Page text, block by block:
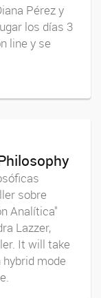
Pérez y
los días 3
line y se
sobre
Analítica"
Lazzer,
It will take
mode